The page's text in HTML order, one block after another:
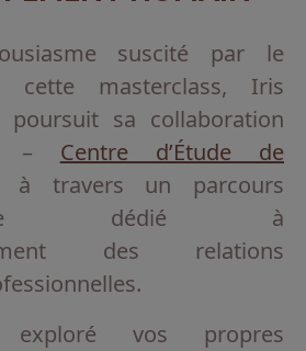
suscité par le
masterclass, Iris
poursuit sa collaboration
– Centre d’Étude de
à travers un parcours
dédié à
des relations
vos propres